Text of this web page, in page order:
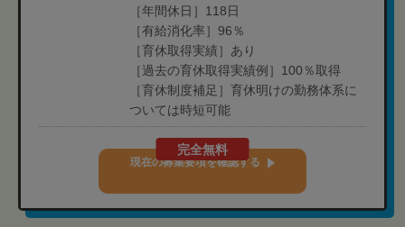
［年間休日］118日
［有給消化率］96％
［育休取得実績］あり
［過去の育休取得実績例］100％取得
［育休制度補足］育休明けの勤務体系に
ついては時短可能
完全無料
現在の募集要項を確認する